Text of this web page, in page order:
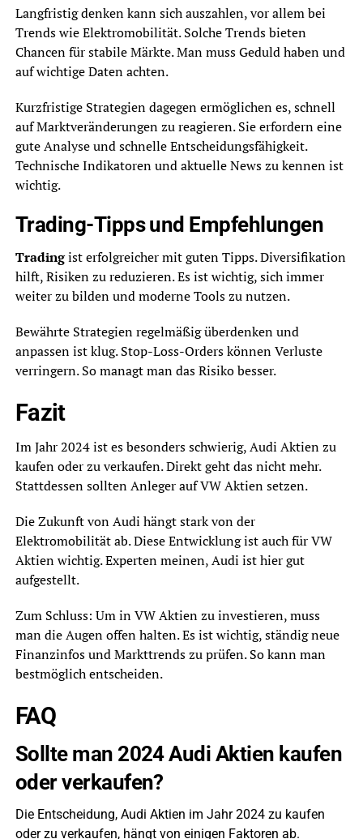
Langfristig denken kann sich auszahlen, vor allem bei
Trends wie Elektromobilität. Solche Trends bieten
Chancen für stabile Märkte. Man muss Geduld haben und
auf wichtige Daten achten.
Kurzfristige Strategien dagegen ermöglichen es, schnell
auf Marktveränderungen zu reagieren. Sie erfordern eine
gute Analyse und schnelle Entscheidungsfähigkeit.
Technische Indikatoren und aktuelle News zu kennen ist
wichtig.
Trading-Tipps und Empfehlungen
Tradingist erfolgreicher mit guten Tipps. Diversifikation
hilft, Risiken zu reduzieren. Es ist wichtig, sich immer
weiter zu bilden und moderne Tools zu nutzen.
Bewährte Strategien regelmäßig überdenken und
anpassen ist klug. Stop-Loss-Orders können Verluste
verringern. So managt man das Risiko besser.
Fazit
Im Jahr 2024 ist es besonders schwierig, Audi Aktien zu
kaufen oder zu verkaufen. Direkt geht das nicht mehr.
Stattdessen sollten Anleger auf VW Aktien setzen.
Die Zukunft von Audi hängt stark von der
Elektromobilität ab. Diese Entwicklung ist auch für VW
Aktien wichtig. Experten meinen, Audi ist hier gut
aufgestellt.
Zum Schluss: Um in VW Aktien zu investieren, muss
man die Augen offen halten. Es ist wichtig, ständig neue
Finanzinfos und Markttrends zu prüfen. So kann man
bestmöglich entscheiden.
FAQ
Sollte man 2024 Audi Aktien kaufen
oder verkaufen?
Die Entscheidung, Audi Aktien im Jahr 2024 zu kaufen
oder zu verkaufen, hängt von einigen Faktoren ab.